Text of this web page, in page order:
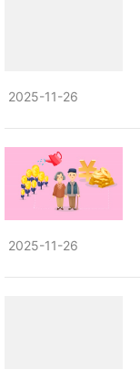
2025-11-26
2025-11-26